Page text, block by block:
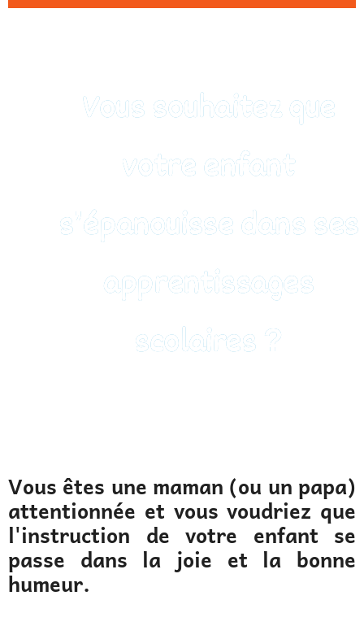
Vous souhaitez que
votre enfant
s’épanouisse dans ses
apprentissages
scolaires ?
Vous êtes une maman (ou un papa)
attentionnée et vous voudriez que
l'instruction de votre enfant se
passe dans la joie et la bonne
humeur.